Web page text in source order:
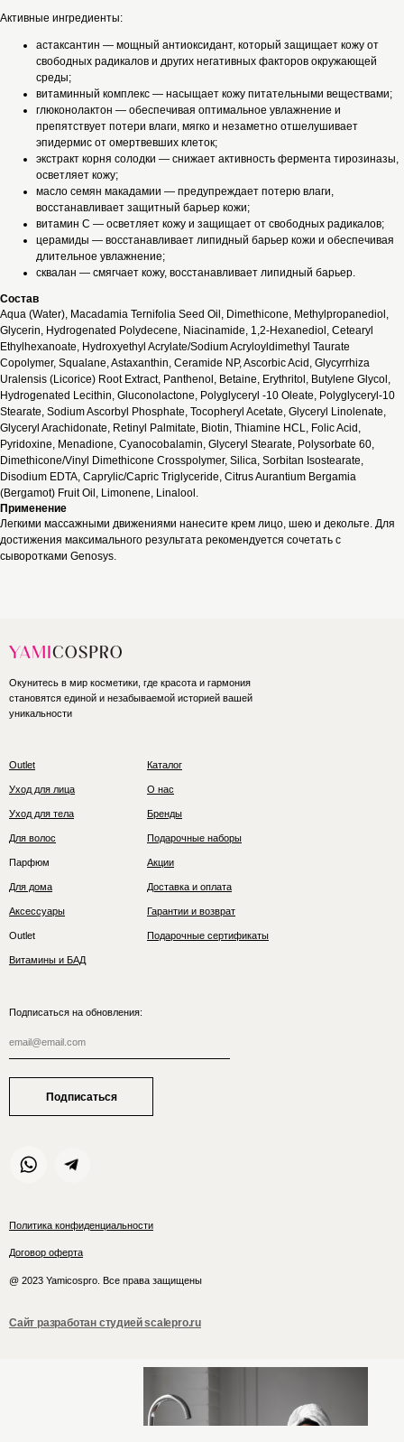
Активные ингредиенты:
астаксантин — мощный антиоксидант, который защищает кожу от
свободных радикалов и других негативных факторов окружающей
среды;
витаминный комплекс — насыщает кожу питательными веществами;
глюконолактон — обеспечивая оптимальное увлажнение и
препятствует потери влаги, мягко и незаметно отшелушивает
эпидермис от омертвевших клеток;
экстракт корня солодки — снижает активность фермента тирозиназы,
осветляет кожу;
масло семян макадамии — предупреждает потерю влаги,
восстанавливает защитный барьер кожи;
витамин С — осветляет кожу и защищает от свободных радикалов;
церамиды — восстанавливает липидный барьер кожи и обеспечивая
длительное увлажнение;
сквалан — смягчает кожу, восстанавливает липидный барьер.
Состав
Aqua (Water), Macadamia Ternifolia Seed Oil, Dimethicone, Methylpropanediol,
Glycerin, Hydrogenated Polydecene, Niacinamide, 1,2-Hexanediol, Cetearyl
Ethylhexanoate, Hydroxyethyl Acrylate/Sodium Acryloyldimethyl Taurate
Copolymer, Squalane, Astaxanthin, Ceramide NP, Ascorbic Acid, Glycyrrhiza
Uralensis (Licorice) Root Extract, Panthenol, Betaine, Erythritol, Butylene Glycol,
Hydrogenated Lecithin, Gluconolactone, Polyglyceryl -10 Oleate, Polyglyceryl-10
Stearate, Sodium Ascorbyl Phosphate, Tocopheryl Acetate, Glyceryl Linolenate,
Glyceryl Arachidonate, Retinyl Palmitate, Biotin, Thiamine HCL, Folic Acid,
Pyridoxine, Menadione, Cyanocobalamin, Glyceryl Stearate, Polysorbate 60,
Dimethicone/Vinyl Dimethicone Crosspolymer, Silica, Sorbitan Isostearate,
Disodium EDTA, Caprylic/Capric Triglyceride, Citrus Aurantium Bergamia
(Bergamot) Fruit Oil, Limonene, Linalool.
Применение
Легкими массажными движениями нанесите крем лицо, шею и декольте. Для
достижения максимального результата рекомендуется сочетать с
сыворотками Genosys.
Outlet
Окунитесь в мир косметики, где красота и гармония
становятся единой и незабываемой историей вашей
уникальности
Политика конфиденциальности
Договор оферта
@ 2023 Yamicospro. Все права защищены
Уход для лица
Уход для тела
Для волос
Парфюм
Для дома
Аксессуары
Сайт разработан студией scalepro.ru
Outlet
Витамины и БАД
Каталог
О нас
Бренды
Подарочные наборы
Акции
Доставка и оплата
Гарантии и возврат
Подарочные сертификаты
Подписаться на обновления:
Подписаться